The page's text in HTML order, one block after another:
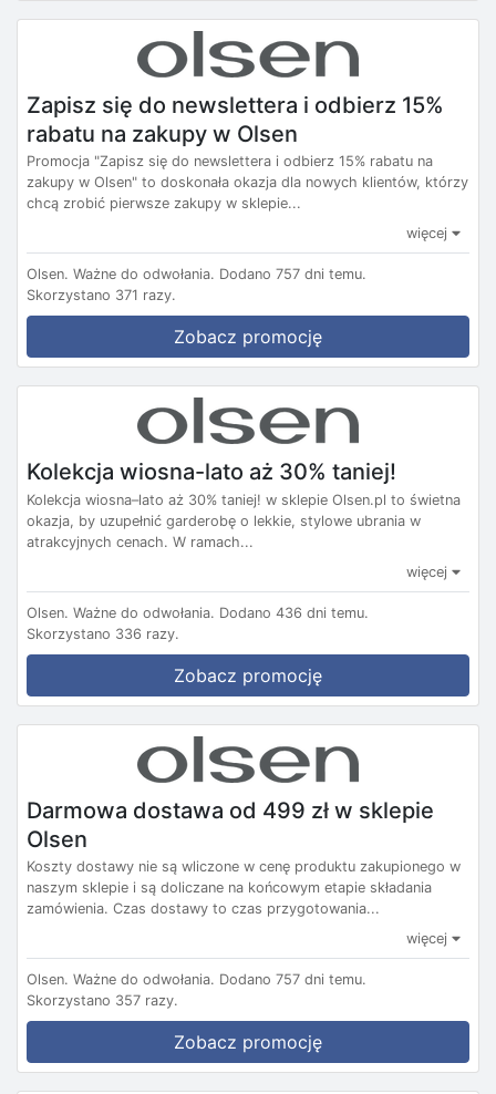
Zapisz się do newslettera i odbierz 15%
rabatu na zakupy w Olsen
Promocja "Zapisz się do newslettera i odbierz 15% rabatu na
zakupy w Olsen" to doskonała okazja dla nowych klientów, którzy
chcą zrobić pierwsze zakupy w sklepie...
więcej
Olsen. Ważne do odwołania. Dodano 757 dni temu.
Skorzystano 371 razy.
Zobacz promocję
Kolekcja wiosna-lato aż 30% taniej!
Kolekcja wiosna–lato aż 30% taniej! w sklepie Olsen.pl to świetna
okazja, by uzupełnić garderobę o lekkie, stylowe ubrania w
atrakcyjnych cenach. W ramach...
więcej
Olsen. Ważne do odwołania. Dodano 436 dni temu.
Skorzystano 336 razy.
Zobacz promocję
Darmowa dostawa od 499 zł w sklepie
Olsen
Koszty dostawy nie są wliczone w cenę produktu zakupionego w
naszym sklepie i są doliczane na końcowym etapie składania
zamówienia. Czas dostawy to czas przygotowania...
więcej
Olsen. Ważne do odwołania. Dodano 757 dni temu.
Skorzystano 357 razy.
Zobacz promocję